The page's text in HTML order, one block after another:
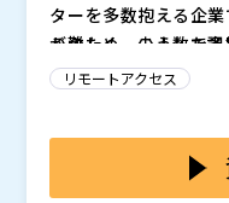
ターを多数抱える企
が難しく、少人数で
ます。
そのため、こうした
するシステムを一元的
は、「専用機器との
伴う検証・再設計コ
リモートアクセス